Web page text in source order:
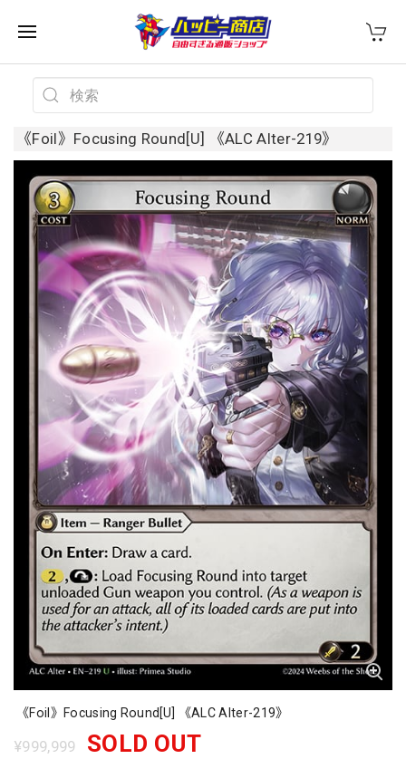
《Foil》Focusing Round[U] 《ALC Alter-219》
《Foil》Focusing Round[U] 《ALC Alter-219》
¥999,999 SOLD OUT